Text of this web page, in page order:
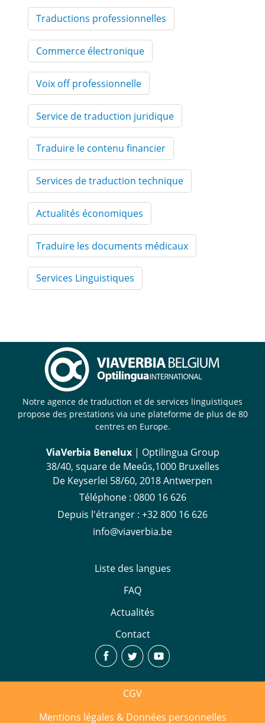
Traductions professionnelles
Commerce électronique
Voix off professionnelle
Service de traduction juridique
Traduire le contenu financier
Services de traduction technique
Actualités économiques
Traduire les documents médicaux
Services Linguistiques
Notre agence de traduction et de services linguistiques
propose des prestations via une plateforme de plus de 80
centres en Europe.
ViaVerbia Benelux| Optilingua Group
38/40, square de Meeûs,1000 Bruxelles
De Keyserlei 58/60, 2018 Antwerpen
Téléphone : ‪0800 16 626
Depuis l'étranger : +32 800 16 626
info@viaverbia.be
Liste des langues
FAQ
Actualités
Contact
CGV
Mentions légales & Données personnelles